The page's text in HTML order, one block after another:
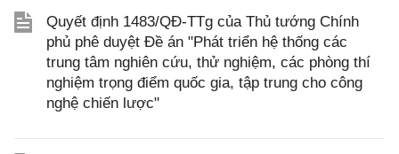
Quyết định 1483/QĐ-TTg của Thủ tướng Chính
phủ phê duyệt Đề án "Phát triển hệ thống các
trung tâm nghiên cứu, thử nghiệm, các phòng thí
nghiệm trọng điểm quốc gia, tập trung cho công
nghệ chiến lược"